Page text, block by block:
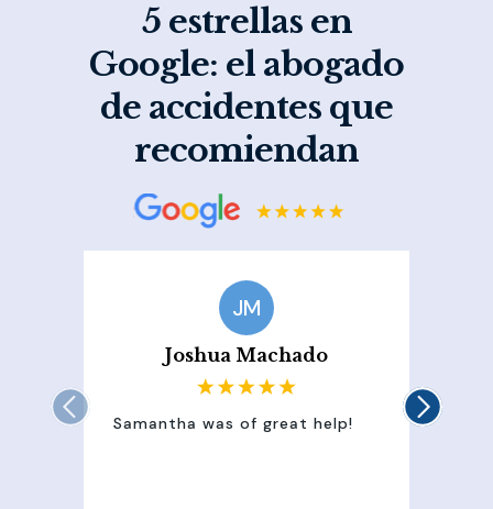
5 estrellas en
Google: el abogado
de accidentes que
recomiendan
JM
Joshua Machado
Samantha was of great help!